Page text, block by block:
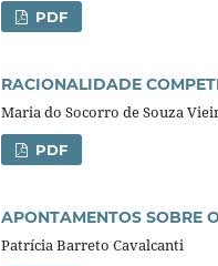
PDF
RACIONALIDADE
Maria do Socorro de Souza
PDF
APONTAMENTOS SOBRE
Patrícia Barreto Cavalcanti